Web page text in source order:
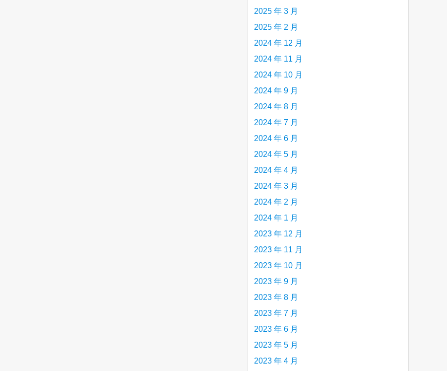
2025 年 3 月
2025 年 2 月
2024 年 12 月
2024 年 11 月
2024 年 10 月
2024 年 9 月
2024 年 8 月
2024 年 7 月
2024 年 6 月
2024 年 5 月
2024 年 4 月
2024 年 3 月
2024 年 2 月
2024 年 1 月
2023 年 12 月
2023 年 11 月
2023 年 10 月
2023 年 9 月
2023 年 8 月
2023 年 7 月
2023 年 6 月
2023 年 5 月
2023 年 4 月